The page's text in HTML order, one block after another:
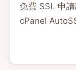
免費 SSL 申
cPanel